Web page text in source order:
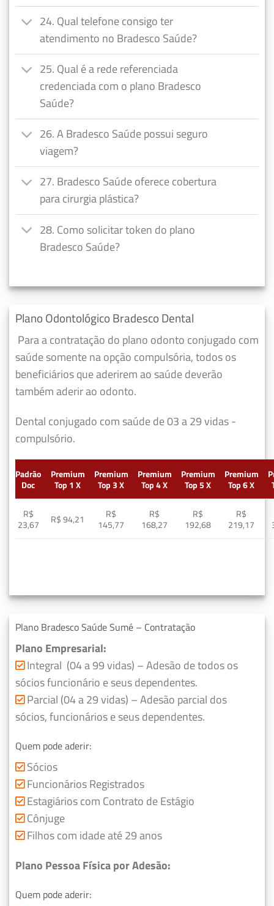
24. Qual telefone consigo ter
atendimento no Bradesco Saúde?
25. Qual é a rede referenciada
credenciada com o plano Bradesco
Saúde?
26. A Bradesco Saúde possui seguro
viagem?
27. Bradesco Saúde oferece cobertura
para cirurgia plástica?
28. Como solicitar token do plano
Bradesco Saúde?
Plano Odontológico Bradesco Dental
Para a contratação do plano odonto conjugado com
saúde somente na opção compulsória, todos os
beneficiários que aderirem ao saúde deverão
também aderir ao odonto.
Dental conjugado com saúde de 03 a 29 vidas -
compulsório.
Padrão
Doc
Premium
Top 1 X
Premium
Top 3 X
Premium
Top 4 X
Premium
Top 5 X
Premium
Top 6 X
R$
23,67
R$ 94,21
R$
145,77
R$
168,27
R$
192,68
R$
219,17
Plano Bradesco Saúde Sumé – Contratação
Plano Empresarial:
Integral (04 a 99 vidas) – Adesão de todos os
sócios funcionário e seus dependentes.
Parcial (04 a 29 vidas) – Adesão parcial dos
sócios, funcionários e seus dependentes.
Quem pode aderir:
Sócios
Funcionários Registrados
Estagiários com Contrato de Estágio
Cônjuge
Filhos com idade até 29 anos
Plano Pessoa Física por Adesão:
Quem pode aderir: